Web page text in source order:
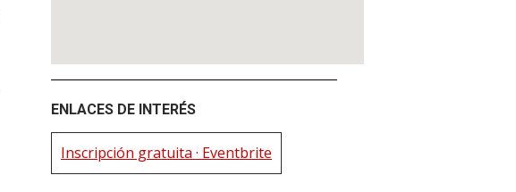
ENLACES DE INTERÉS
Inscripción gratuita · Eventbrite